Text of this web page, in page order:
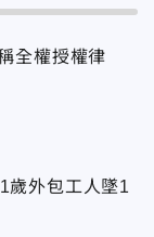
全權授權律
歲外包工人墜1